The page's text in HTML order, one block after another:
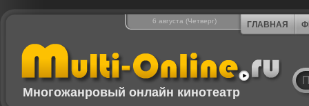
6 августа (Четверг) ГЛАВНАЯ
Многожанровый онлайн кинотеатр